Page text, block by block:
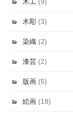
木彫 (3)
染織 (2)
漆芸 (2)
版画 (5)
絵画 (18)